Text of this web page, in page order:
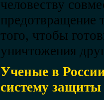
человеству
предотвращение
того, чтобы
уничтожения
Ученые в
систему защиты